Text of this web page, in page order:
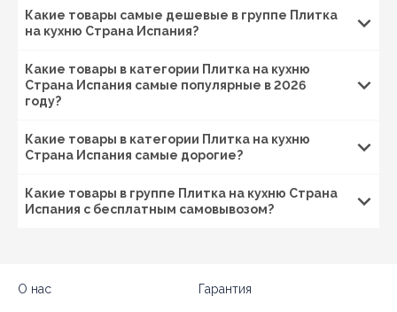
Какие товары самые дешевые в группе Плитка
на кухню Страна Испания?
Какие товары в категории Плитка на кухню
Страна Испания самые популярные в 2026
году?
Какие товары в категории Плитка на кухню
Страна Испания самые дорогие?
Какие товары в группе Плитка на кухню Страна
Испания с бесплатным самовывозом?
О нас Гарантия